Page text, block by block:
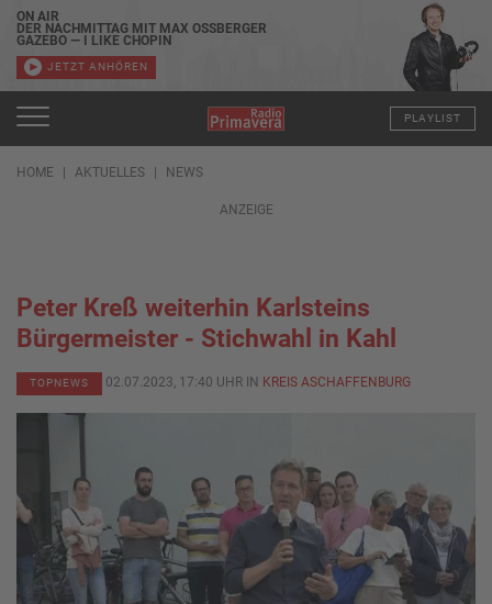
ON AIR
DER NACHMITTAG MIT MAX OSSBERGER
GAZEBO — I LIKE CHOPIN
JETZT ANHÖREN
PLAYLIST
HOME AKTUELLES NEWS
ANZEIGE
Peter Kreß weiterhin Karlsteins
Bürgermeister - Stichwahl in Kahl
TOPNEWS 02.07.2023, 17:40 UHR IN KREIS ASCHAFFENBURG